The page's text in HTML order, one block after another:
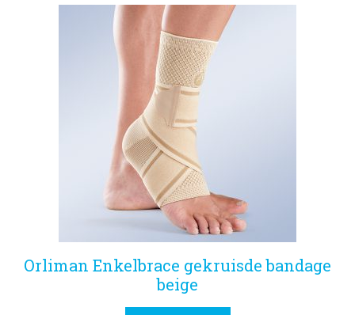
Orliman Enkelbrace gekruisde bandage
beige